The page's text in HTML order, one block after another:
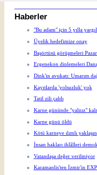
Haberler
"Bu adam" için 5 yılla
Üyelik hedefimize onay
Başörtüsü görüşmeleri
Ergenekon dinlemeleri
Dink'in avukatı: Umarım
Kayıtlarda 'yolsuzluk' yok
Tatil zili çaldı
Karne gününde "yalnız"
Karne günü öldü
Kötü karneye ılımlı yaklaşın
İnsan hakları ihlâlleri
Vatandaşa değer verilmiyor
Karamanlis'ten İzmir'in